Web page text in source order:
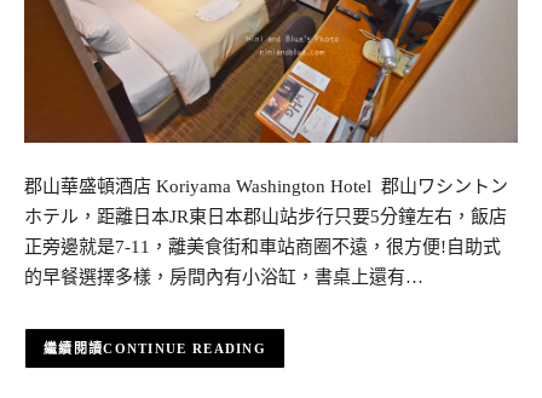
郡山華盛頓酒店 Koriyama Washington Hotel 郡山ワシントン
ホテル，距離日本JR東日本郡山站步行只要5分鐘左右，飯店
正旁邊就是7-11，離美食街和車站商圈不遠，很方便!自助式
的早餐選擇多樣，房間內有小浴缸，書桌上還有…
CONTINUE READING